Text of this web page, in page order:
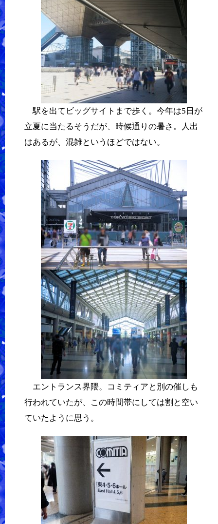
駅を出てビッグサイトまで歩く。今年は5日が
立夏に当たるそうだが、時候通りの暑さ。人出
はあるが、混雑というほどではない。
エントランス界隈。コミティアと別の催しも
行われていたが、この時間帯にしては割と空い
ていたように思う。